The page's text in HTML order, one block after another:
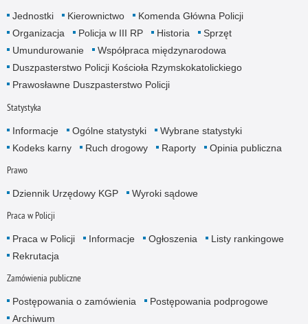
Jednostki Kierownictwo
Komenda Główna Policji
Organizacja
Policja w III RP Historia
Sprzęt
Umundurowanie
Współpraca międzynarodowa
Duszpasterstwo Policji Kościoła Rzymskokatolickiego
Prawosławne Duszpasterstwo Policji
Statystyka
Informacje Ogólne statystyki
Wybrane statystyki
Kodeks karny
Ruch drogowy Raporty Opinia publiczna
Prawo
Dziennik Urzędowy KGP Wyroki sądowe
Praca w Policji
Praca w Policji Informacje Ogłoszenia
Listy rankingowe
Rekrutacja
Zamówienia publiczne
Postępowania o zamówienia
Postępowania podprogowe
Archiwum